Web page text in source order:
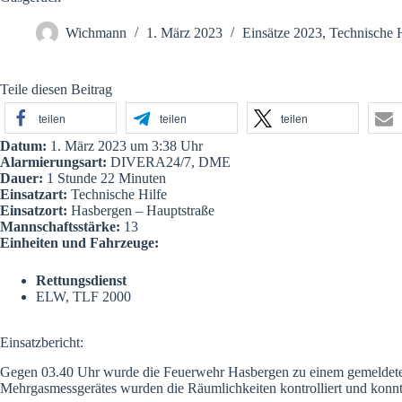
Wichmann 1. März 2023 Einsätze 2023, Technische
Teile diesen Beitrag
teilen teilen teilen
Datum: 1. März 2023 um 3:38 Uhr
Alarmierungsart: DIVERA24/7, DME
Dauer: 1 Stunde 22 Minuten
Einsatzart: Technische Hilfe
Einsatzort: Hasbergen – Hauptstraße
Mannschaftsstärke: 13
Einheiten und Fahrzeuge:
Rettungsdienst
ELW, TLF 2000
Einsatzbericht:
Gegen 03.40 Uhr wurde die Feuerwehr Hasbergen zu einem
Mehrgasmessgerätes wurden die Räumlichkeiten kontrolliert und